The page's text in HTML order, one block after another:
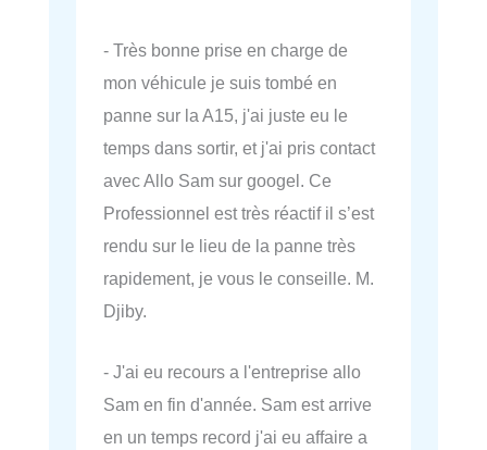
- Très bonne prise en charge de
mon véhicule je suis tombé en
panne sur la A15, j'ai juste eu le
temps dans sortir, et j'ai pris contact
avec Allo Sam sur googel. Ce
Professionnel est très réactif il s’est
rendu sur le lieu de la panne très
rapidement, je vous le conseille. M.
Djiby.
- J'ai eu recours a l'entreprise allo
Sam en fin d'année. Sam est arrive
en un temps record j'ai eu affaire a